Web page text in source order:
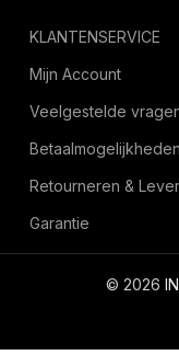
KLANTENSERVICE
Mijn Account
Veelgestelde
Betaalmogelijkheden
Retourneren &
Garantie
© 2026